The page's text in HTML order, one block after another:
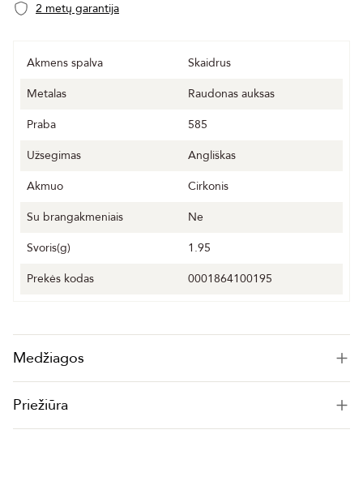
2 metų garantija
Akmens spalva
Skaidrus
Metalas
Raudonas auksas
Praba
585
Užsegimas
Angliškas
Akmuo
Cirkonis
Su brangakmeniais
Ne
Svoris(g)
1.95
Prekės kodas
0001864100195
Medžiagos
Priežiūra